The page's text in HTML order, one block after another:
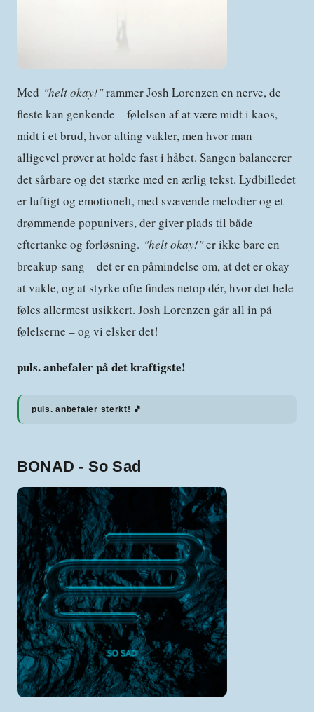
Med "helt okay!"rammer Josh Lorenzen en nerve, de
fleste kan genkende – følelsen af at være midt i kaos,
midt i et brud, hvor alting vakler, men hvor man
alligevel prøver at holde fast i håbet. Sangen balancerer
det sårbare og det stærke med en ærlig tekst. Lydbilledet
er luftigt og emotionelt, med svævende melodier og et
drømmende popunivers, der giver plads til både
eftertanke og forløsning. "helt okay!"er ikke bare en
breakup-sang – det er en påmindelse om, at det er okay
at vakle, og at styrke ofte findes netop dér, hvor det hele
føles allermest usikkert. Josh Lorenzen går all in på
følelserne – og vi elsker det!
puls. anbefaler på det kraftigste!
puls. anbefaler sterkt! 🎵
BONAD - So Sad